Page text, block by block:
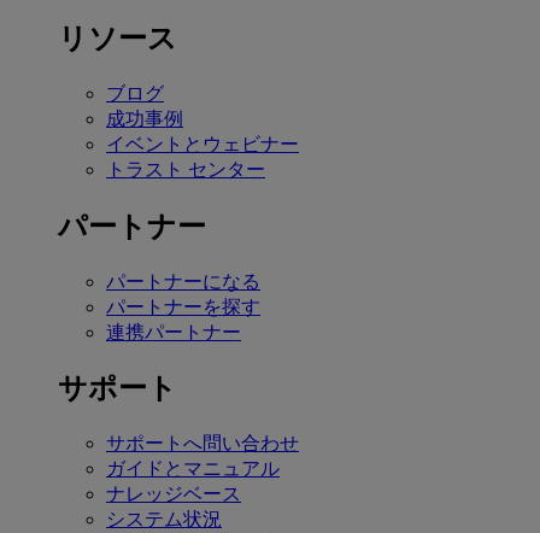
リソース
ブログ
成功事例
イベントとウェビナー
トラスト センター
パートナー
パートナーになる
パートナーを探す
連携パートナー
サポート
サポートへ問い合わせ
ガイドとマニュアル
ナレッジベース
システム状況